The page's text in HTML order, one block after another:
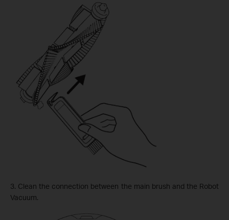
3. Clean the connection between the main brush and the Robot
Vacuum.